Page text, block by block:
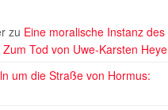
zu Eine moralische Instanz des
Tod von Uwe-Karsten Heye
um die Straße von Hormus: